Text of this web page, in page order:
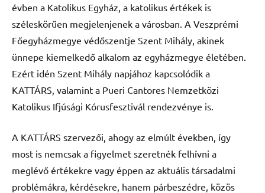
évben a Katolikus Egyház, a katolikus értékek is
széleskörűen megjelenjenek a városban. A Veszprémi
Főegyházmegye védőszentje Szent Mihály, akinek
ünnepe kiemelkedő alkalom az egyházmegye életében.
Ezért idén Szent Mihály napjához kapcsolódik a
KATTÁRS, valamint a Pueri Cantores Nemzetközi
Katolikus Ifjúsági Kórusfesztivál rendezvénye is.
A KATTÁRS szervezői, ahogy az elmúlt években, így
most is nemcsak a figyelmet szeretnék felhívni a
meglévő értékekre vagy éppen az aktuális társadalmi
problémákra, kérdésekre, hanem párbeszédre, közös